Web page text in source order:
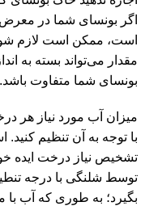
اگر بونسای شما در
است، ممکن است لازم شود
مقدار می‌تواند بسته به
بونسای شما متفاوت باشد.
میزان آب مورد نیاز هر
با توجه به آن تنظیم
تشخیص نیاز درخت ایده
توسط شلنگی با درجه
بگیرد؛ به طوری که آب